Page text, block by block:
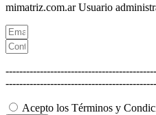
mimatriz.com.ar Usuario
Acepto los Términos y